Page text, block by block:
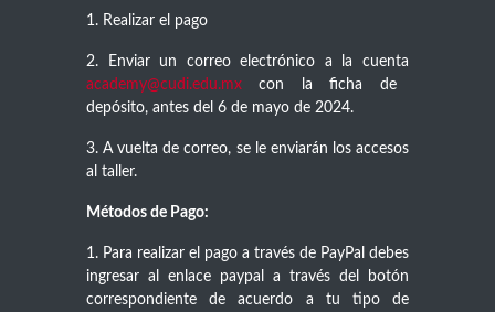
1. Realizar el pago
2. Enviar un correo electrónico a la cuenta
academy@cudi.edu.mxcon la ficha de
depósito, antes del 6 de mayo de 2024.
3. A vuelta de correo, se le enviarán los accesos
al taller.
Métodos de Pago:
1. Para realizar el pago a través de PayPal debes
ingresar al enlace paypal a través del botón
correspondiente de acuerdo a tu tipo de